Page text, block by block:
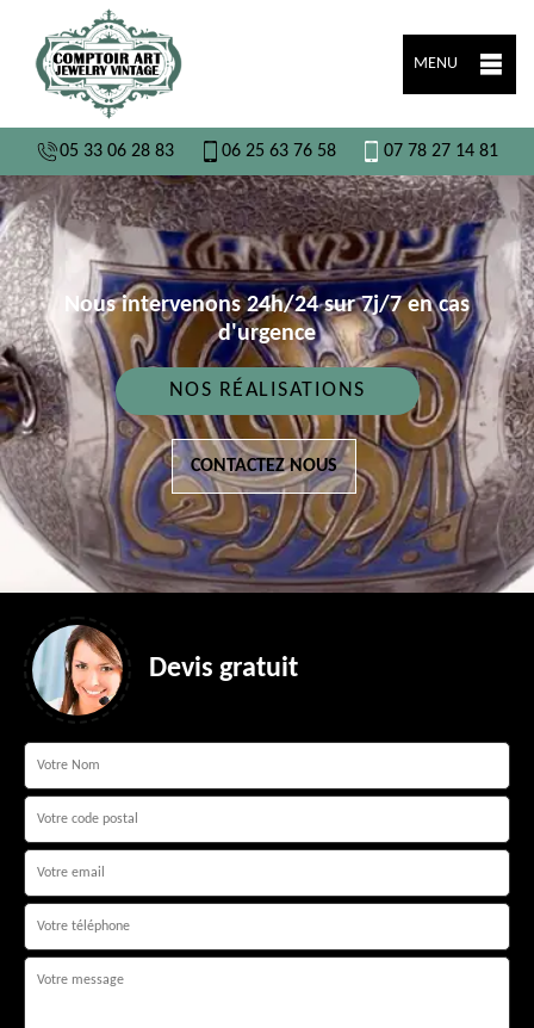
MENU
05 33 06 28 83 06 25 63 76 58 07 78 27 14 81
Nous intervenons 24h/24 sur 7j/7 en cas
d'urgence
NOS RÉALISATIONS
CONTACTEZ NOUS
Devis gratuit